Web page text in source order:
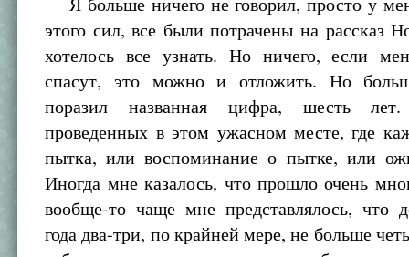
этого сил, все были потрачены на рассказ
хотелось все узнать. Но ничего, если
спасут, это можно и отложить. Но
поразил названная цифра, шесть
проведенных в этом ужасном месте, где
пытка, или воспоминание о пытке, или
Иногда мне казалось, что прошло очень
вообще-то чаще мне представлялось, что
года два-три, по крайней мере, не больше